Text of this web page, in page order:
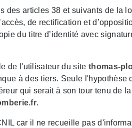
des articles 38 et suivants de la
de rectification et
du titre d’identité avec
de l'utilisateur du site thomas-
à des tiers. Seule
qui serait à son tour tenu de
.
car il ne recueille pas